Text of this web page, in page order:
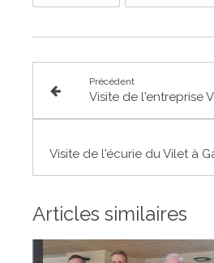
Précédent
Articles similaires